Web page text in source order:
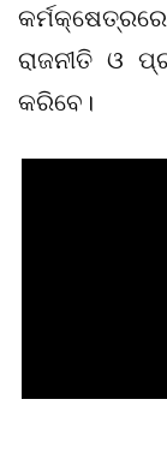
ରାଜନୀତି ଓ
କରିବେ।